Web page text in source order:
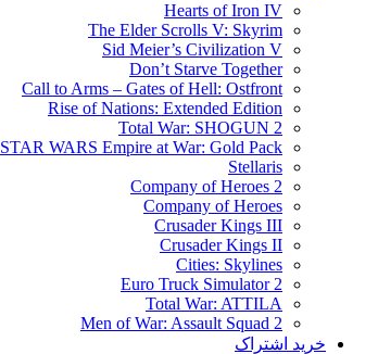
Hearts of Iron IV
The Elder Scrolls V: Skyrim
Sid Meier’s Civilization V
Don’t Starve Together
Call to Arms – Gates of Hell: Ostfront
Rise of Nations: Extended Edition
Total War: SHOGUN 2
STAR WARS Empire at War: Gold Pack
Stellaris
Company of Heroes 2
Company of Heroes
Crusader Kings III
Crusader Kings II
Cities: Skylines
Euro Truck Simulator 2
Total War: ATTILA
Men of War: Assault Squad 2
خرید اشتراک